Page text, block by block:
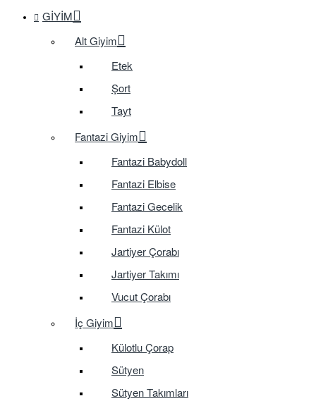
GIYIM
Alt Giyim
Etek
Şort
Tayt
Fantazi Giyim
Fantazi Babydoll
Fantazi Elbise
Fantazi Gecelik
Fantazi Külot
Jartiyer Çorabı
Jartiyer Takımı
Vucut Çorabı
İç Giyim
Külotlu Çorap
Sütyen
Sütyen Takımları